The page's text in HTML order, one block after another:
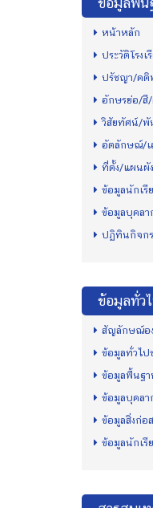
หน้าหลัก
ประวัติโรงเ
ปรัชญา/คติ
อักษรย่อ/สี/
วิสัยทัศน์/พั
อัตลักษณ์/
ที่ตั้ง/แผนผัง
ข้อมูลนักเรี
ข้อมูลบุคลา
ปฏิทินกิจก
ข้อมูลทั่ว
สัญลักษณ์อ
ข้อมูลทั่วไป
ข้อมูลพื้นฐา
ข้อมูลบุคลา
ข้อมูลสิ่งก่อส
ข้อมูลนักเรี